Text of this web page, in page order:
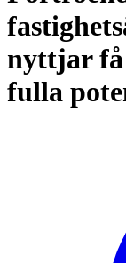
nyttjar få
fulla